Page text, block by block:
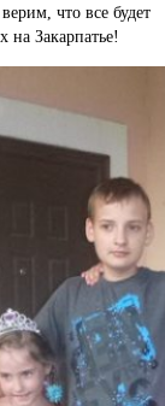
что все будет
Закарпатье!